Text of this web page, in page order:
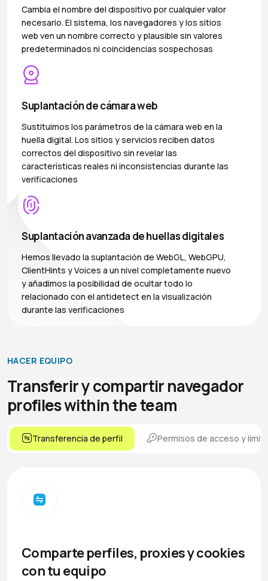
Cambia el nombre del dispositivo por cualquier valor
necesario. El sistema, los navegadores y los sitios
web ven un nombre correcto y plausible sin valores
predeterminados ni coincidencias sospechosas
Suplantación de cámara web
Sustituimos los parámetros de la cámara web en la
huella digital. Los sitios y servicios reciben datos
correctos del dispositivo sin revelar las
características reales ni inconsistencias durante las
verificaciones
Suplantación avanzada de huellas digitales
Hemos llevado la suplantación de WebGL, WebGPU,
ClientHints y Voices a un nivel completamente nuevo
y añadimos la posibilidad de ocultar todo lo
relacionado con el antidetect en la visualización
durante las verificaciones
HACER EQUIPO
Transferir y compartir navegador
profiles within the team
Transferencia de perfil Permisos de acceso y
Comparte perfiles, proxies y cookies
con tu equipo